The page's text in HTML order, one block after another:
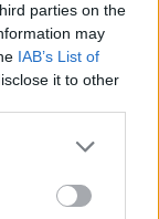
parties on the
may
IAB’s List of
it to other